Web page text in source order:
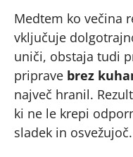
Medtem ko večina
vključuje
uniči, obstaja tudi
priprave brez
največ hranil.
ki ne le krepi
sladek in osvežujoč.